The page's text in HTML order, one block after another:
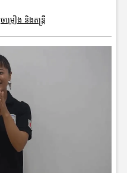
ចម្រៀង និងតន្ត្រី